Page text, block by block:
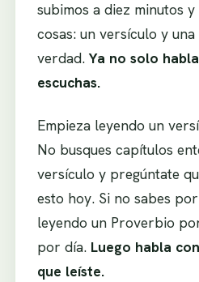
subimos a diez minutos y
cosas: un versículo y
verdad. Ya no solo
escuchas.
Empieza leyendo un
No busques capítulos
versículo y pregúntate
esto hoy. Si no sabes
leyendo un Proverbio
por día. Luego habla
que leíste.